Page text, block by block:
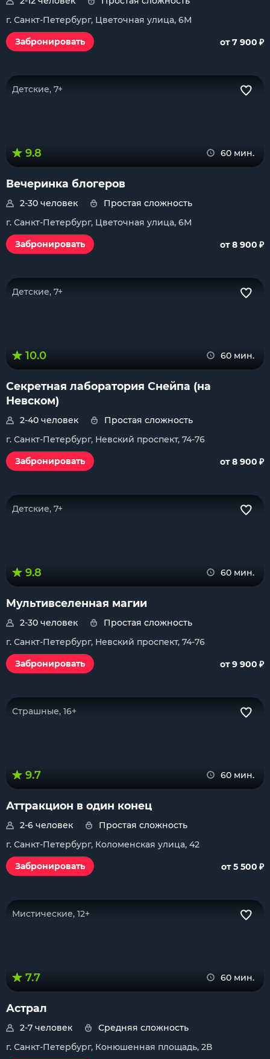
г. Санкт-Петербург, Цветочная улица, 6М
Забронировать
от 7 900 ₽
Детские, 7+
9.8 60 мин.
Вечеринка блогеров
2-30 человек
Простая сложность
г. Санкт-Петербург, Цветочная улица, 6М
Забронировать
от 8 900 ₽
Детские, 7+
10.0 60 мин.
Секретная лаборатория Снейпа (на
Невском)
2-40 человек
Простая сложность
г. Санкт-Петербург, Невский проспект, 74-76
Забронировать
от 8 900 ₽
Детские, 7+
9.8 60 мин.
Мультивселенная магии
2-30 человек
Простая сложность
г. Санкт-Петербург, Невский проспект, 74-76
Забронировать
от 9 900 ₽
Страшные, 16+
9.7 60 мин.
Аттракцион в один конец
2-6 человек
Простая сложность
г. Санкт-Петербург, Коломенская улица, 42
Забронировать
от 5 500 ₽
Мистические, 12+
7.7 60 мин.
Астрал
2-7 человек
Средняя сложность
г. Санкт-Петербург, Конюшенная площадь, 2В